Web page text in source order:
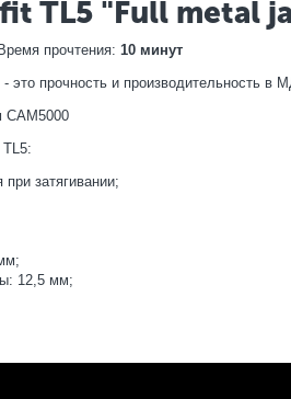
TL5 "Full metal
Время прочтения: 10 минут
прочность и производительность
CAM5000
затягивании;
12,5 мм;